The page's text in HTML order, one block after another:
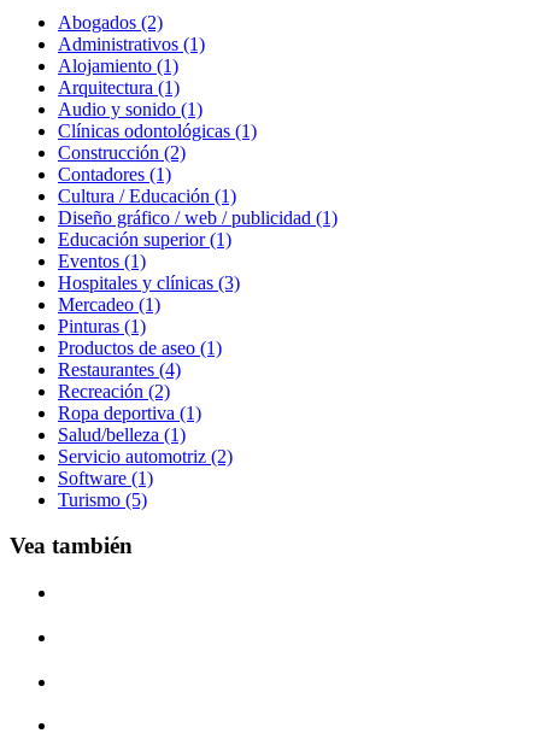
Abogados (2)
Administrativos (1)
Alojamiento (1)
Arquitectura (1)
Audio y sonido (1)
Clínicas odontológicas (1)
Construcción (2)
Contadores (1)
Cultura / Educación (1)
Diseño gráfico / web / publicidad (1)
Educación superior (1)
Eventos (1)
Hospitales y clínicas (3)
Mercadeo (1)
Pinturas (1)
Productos de aseo (1)
Restaurantes (4)
Recreación (2)
Ropa deportiva (1)
Salud/belleza (1)
Servicio automotriz (2)
Software (1)
Turismo (5)
Vea también